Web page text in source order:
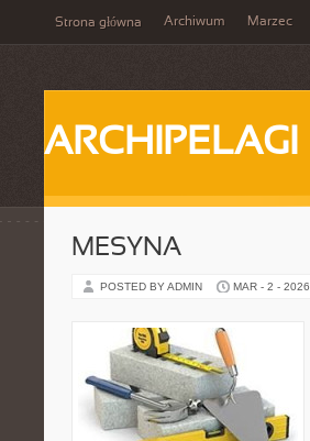
Strona główna Archiwum Marzec
ARCHIPELAGI
MESYNA
POSTED BY ADMIN MAR - 2 - 2026